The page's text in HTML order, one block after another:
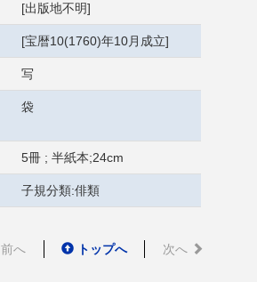
[出版地不明]
[宝暦10(1760)年10月成立]
写
袋
5冊 ; 半紙本;24cm
子規分類:俳類
前へ トップへ 次へ